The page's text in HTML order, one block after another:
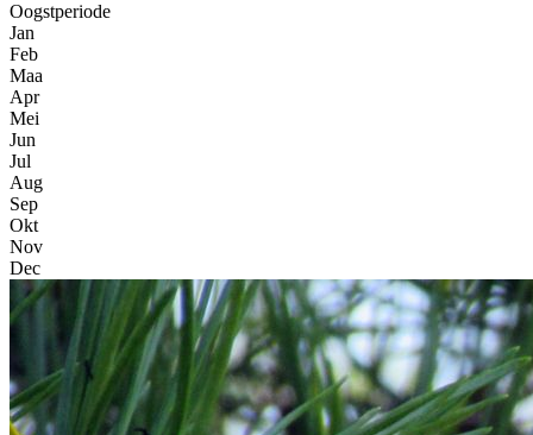
Oogstperiode
Jan
Feb
Maa
Apr
Mei
Jun
Jul
Aug
Sep
Okt
Nov
Dec